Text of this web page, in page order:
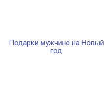
Подарки мужчине на Новый
год